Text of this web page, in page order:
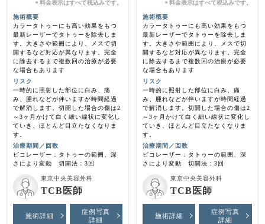
＊料金表示はすべて税込みです。
施術概要
カラータトゥーにも高い効果をもつ
最新レーザーでタトゥーを除去しま
す。大きさや範囲により、メスで切
開するなど対応が異なります。完全
に除去するまで複数回の治療が必要
な場合もあります
リスク
一時的に照射した部位に白み、痛
み、腫れなどが伴いますが時間経過
で解消します。切開した場合の傷は2
～3ヶ月かけて白く細い線状に変化し
ていき、ほとんど目立たなくなりま
す。
治療期間／回数
ピコレーザー：タトゥーの範囲、深
さにより変動 切開法：3回
東京中央美容外科
TCB医師
施術詳細
症例写真
詳細
＊ 料金表示はすべて税込みです。
施術概要
カラータトゥーにも高い効果をもつ
最新レーザーでタトゥーを除去しま
す。大きさや範囲により、メスで切
開するなど対応が異なります。完全
に除去するまで複数回の治療が必要
な場合もあります
リスク
一時的に照射した部位に白み、痛
み、腫れなどが伴いますが時間経過
で解消します。切開した場合の傷は2
～3ヶ月かけて白く細い線状に変化し
ていき、ほとんど目立たなくなりま
す。
治療期間／回数
ピコレーザー：タトゥーの範囲、深
さにより変動 切開法：3回
東京中央美容外科
TCB医師
施術詳細
症例写真
詳細